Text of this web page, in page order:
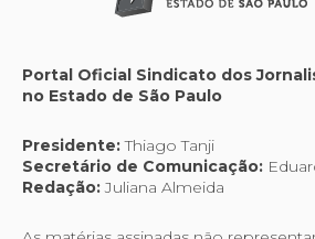
Portal Oficial Sindicato dos
no Estado de São Paulo
Presidente:Thiago Tanji
Secretário de Comunicação:
Redação:Juliana Almeida